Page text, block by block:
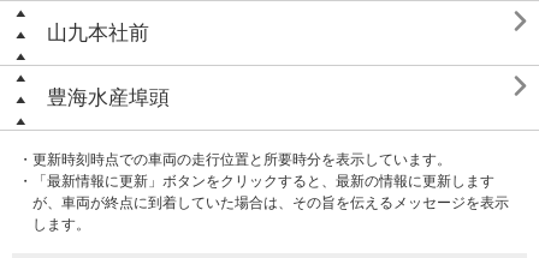
山九本社前 
豊海水産埠頭 
・更新時刻時点での車両の走行位置と所要時分を表示しています。
・「最新情報に更新」ボタンをクリックすると、最新の情報に更新します
が、車両が終点に到着していた場合は、その旨を伝えるメッセージを表示
します。